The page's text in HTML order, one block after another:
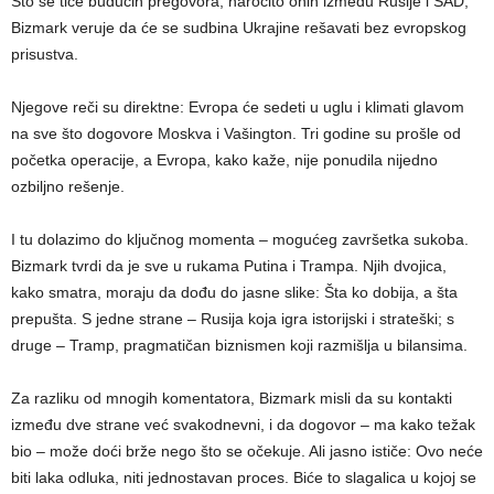
Bizmark veruje da će se sudbina Ukrajine rešavati bez evropskog
prisustva.
Njegove reči su direktne: Evropa će sedeti u uglu i klimati glavom
na sve što dogovore Moskva i Vašington. Tri godine su prošle od
početka operacije, a Evropa, kako kaže, nije ponudila nijedno
ozbiljno rešenje.
I tu dolazimo do ključnog momenta – mogućeg završetka sukoba.
Bizmark tvrdi da je sve u rukama Putina i Trampa. Njih dvojica,
kako smatra, moraju da dođu do jasne slike: Šta ko dobija, a šta
prepušta. S jedne strane – Rusija koja igra istorijski i strateški; s
druge – Tramp, pragmatičan biznismen koji razmišlja u bilansima.
Za razliku od mnogih komentatora, Bizmark misli da su kontakti
između dve strane već svakodnevni, i da dogovor – ma kako težak
bio – može doći brže nego što se očekuje. Ali jasno ističe: Ovo neće
biti laka odluka, niti jednostavan proces. Biće to slagalica u kojoj se